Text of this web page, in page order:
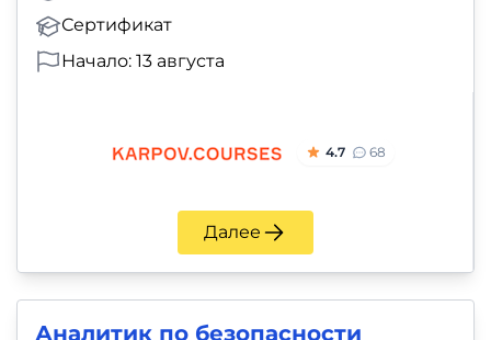
Сертификат
Начало: 13 августа
4.7 68
Далее
Аналитик по безопасности